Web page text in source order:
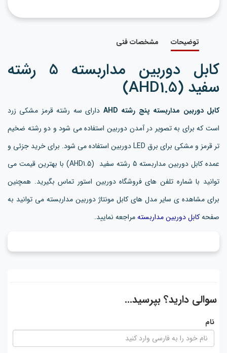
توضیحات مشخصات فنی
کابل دوربین مداربسته 5 رشته
سفید (AHD1.5)
کابل دوربین مداربسته پنج رشته AHD
دارای سه رشته قرمز مشکی زرد
است که برای به تصویر در آمدن دوربین استفاده می شود و دو رشته ضخیم
تر قرمز و مشکی برای برق LED دوربین استفاده می شود. برای خرید جزئی و
عمده کابل دوربین مداربسته 5 رشته سفید (AHD1.5) با بهترین قیمت می
توانید با شماره تلفن های فروشگاه دوربین استور تماس بگیرید. همچنین
برای مشاهده ی سایر مدل های کابل مونتاژ دوربین مداربسته می توانید به
صفحهکابل دوربین مداربستهمراجعه نمایید.
سوالی دارید؟ بپرسید...
نام